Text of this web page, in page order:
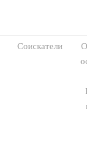
Соискатели